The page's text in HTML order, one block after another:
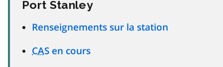
Port Stanley
Renseignements sur la station
CAS en cours